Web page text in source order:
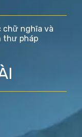
chữ nghĩa và
thư pháp